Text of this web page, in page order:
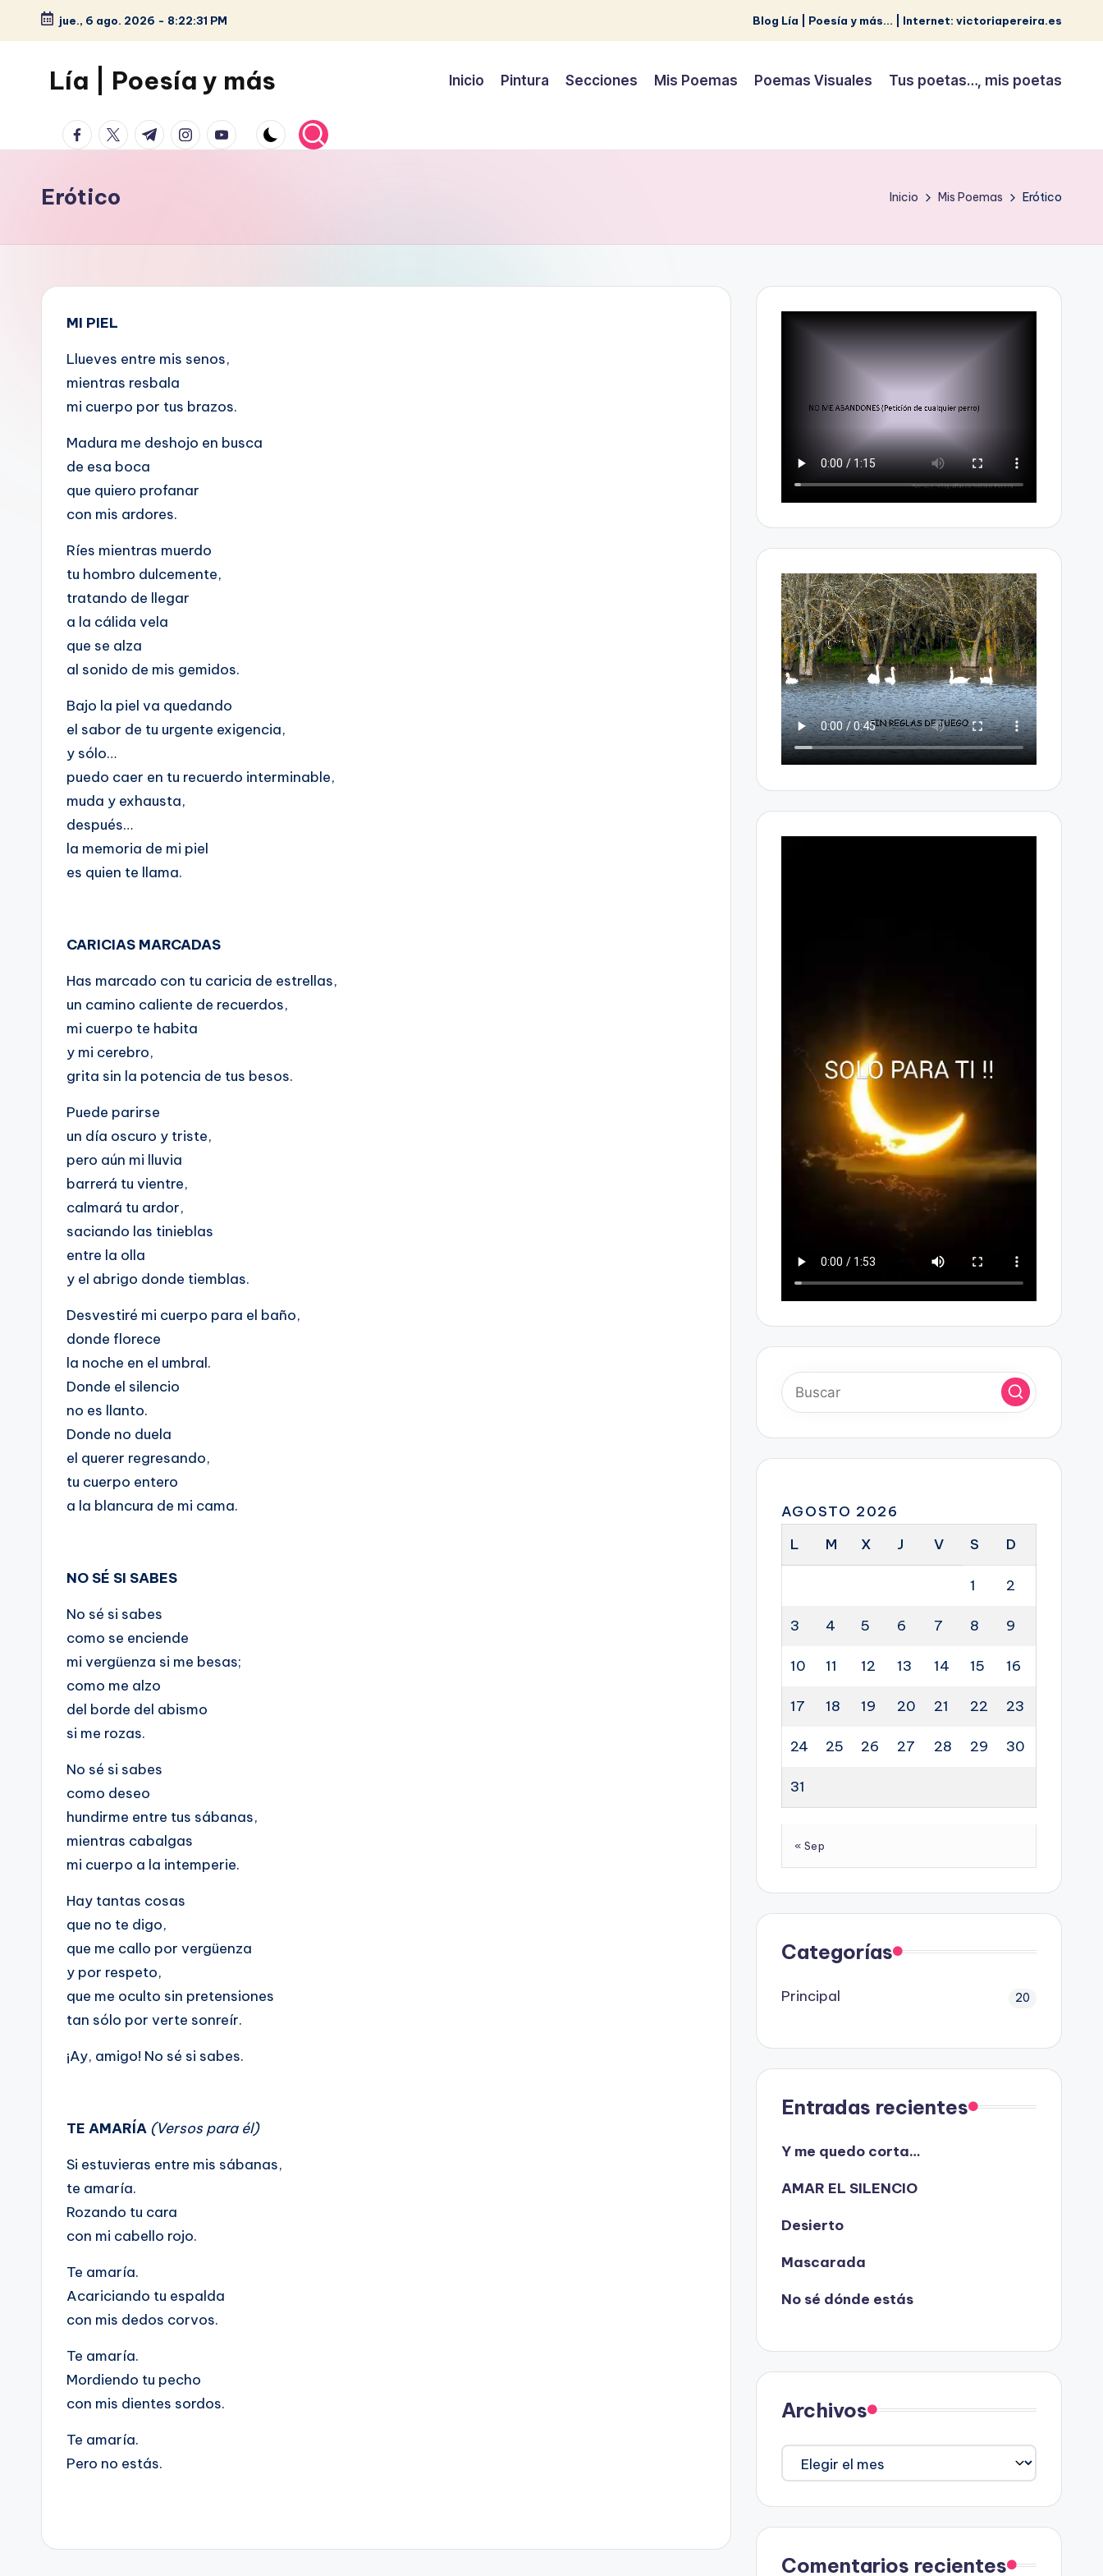
Saltar
contenido
jue., 6 ago. 2026 - 8:22:31 PM Blog Lía | Poesía y más... | Internet: victoriapereira.es
Lía | Poesía y más Inicio Pintura Secciones Mis Poemas Poemas Visuales Tus poetas…, mis poetas
facebook.com
twitter.com
t.me instagram.com
youtube.com
Erótico Inicio Mis Poemas Erótico
MI PIEL
Llueves entre mis senos,
mientras resbala
mi cuerpo por tus brazos.
Madura me deshojo en busca
de esa boca
que quiero profanar
con mis ardores.
Ríes mientras muerdo
tu hombro dulcemente,
tratando de llegar
a la cálida vela
que se alza
al sonido de mis gemidos.
Bajo la piel va quedando
el sabor de tu urgente exigencia,
y sólo…
puedo caer en tu recuerdo interminable,
muda y exhausta,
después…
la memoria de mi piel
es quien te llama.
CARICIAS MARCADAS
Has marcado con tu caricia de estrellas,
un camino caliente de recuerdos,
mi cuerpo te habita
y mi cerebro,
grita sin la potencia de tus besos.
Puede parirse
un día oscuro y triste,
pero aún mi lluvia
barrerá tu vientre,
calmará tu ardor,
saciando las tinieblas
entre la olla
y el abrigo donde tiemblas.
Desvestiré mi cuerpo para el baño,
donde florece
la noche en el umbral.
Donde el silencio
no es llanto.
Donde no duela
el querer regresando,
tu cuerpo entero
a la blancura de mi cama.
NO SÉ SI SABES
No sé si sabes
como se enciende
mi vergüenza si me besas;
como me alzo
del borde del abismo
si me rozas.
No sé si sabes
como deseo
hundirme entre tus sábanas,
mientras cabalgas
mi cuerpo a la intemperie.
Hay tantas cosas
que no te digo,
que me callo por vergüenza
y por respeto,
que me oculto sin pretensiones
tan sólo por verte sonreír.
¡Ay, amigo! No sé si sabes.
TE AMARÍA (Versos para él)
Si estuvieras entre mis sábanas,
te amaría.
Rozando tu cara
con mi cabello rojo.
Te amaría.
Acariciando tu espalda
con mis dedos corvos.
Te amaría.
Mordiendo tu pecho
con mis dientes sordos.
Te amaría.
Pero no estás.
AGOSTO 2026
L
M X J V S D
1 2
3 4 5 6 7 8 9
10 11 12 13 14 15 16
17 18 19 20 21 22 23
24 25 26 27 28 29 30
31
« Sep
Categorías
Principal 20
Entradas recientes
Y me quedo corta…
AMAR EL SILENCIO
Desierto
Mascarada
No sé dónde estás
Archivos
Archivos
Comentarios recientes